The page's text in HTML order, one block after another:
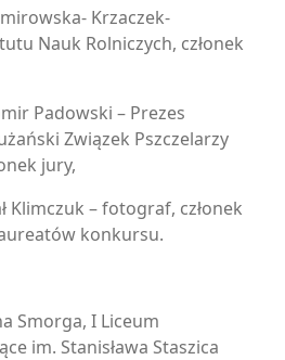
Krzaczek-
Nauk Rolniczych, członek
Padowski – Prezes
Związek Pszczelarzy
jury,
Klimczuk – fotograf, członek
konkursu.
Smorga, I Liceum
im. Stanisława Staszica